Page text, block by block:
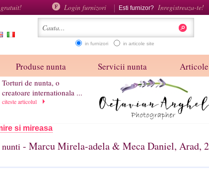
Login furnizori Esti furnizor? Inregistreaza-te!
in furnizori in articole site
Produse nunta Servicii nunta
Torturi de nunta, o
creatoare internationala ...
citeste articolul
si mireasa
- Marcu Mirela-adela & Meca Daniel, Arad,